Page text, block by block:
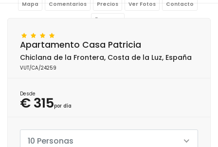
Mapa Comentarios Precios Ver Fotos Contacto
Reservar
Apartamento Casa Patricia
Chiclana de la Frontera, Costa de la Luz, España
VUT/CA/24259
Desde
€ 315por día
10 Personas